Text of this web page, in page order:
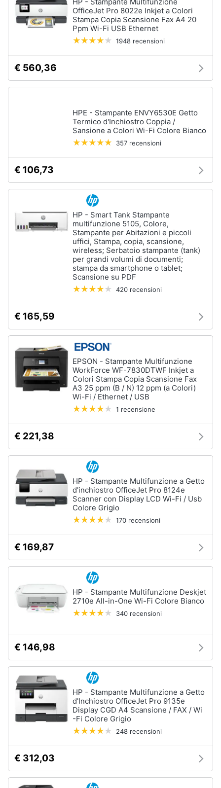
OfficeJet Pro 8022e Inkjet a Colori
Stampa Copia Scansione Fax A4 20
Ppm Wi-Fi USB Ethernet
1948 recensioni
€ 560,36
HPE - Stampante ENVY6530E Getto
Termico d'Inchiostro Coppia /
Sansione a Colori Wi-Fi Colore Bianco
357 recensioni
€ 106,73
HP - Smart Tank Stampante
multifunzione 5105, Colore,
Stampante per Abitazioni e piccoli
uffici, Stampa, copia, scansione,
wireless; Serbatoio stampante (tank)
per grandi volumi di documenti;
stampa da smartphone o tablet;
Scansione su PDF
420 recensioni
€ 165,59
EPSON - Stampante Multifunzione
WorkForce WF-7830DTWF Inkjet a
Colori Stampa Copia Scansione Fax
A3 25 ppm (B / N) 12 ppm (a Colori)
Wi-Fi / Ethernet / USB
1 recensione
€ 221,38
HP - Stampante Multifunzione a Getto
d'inchiostro OfficeJet Pro 8124e
Scanner con Display LCD Wi-Fi / Usb
Colore Grigio
170 recensioni
€ 169,87
HP - Stampante Multifunzione Deskjet
2710e All-in-One Wi-Fi Colore Bianco
340 recensioni
€ 146,98
HP - Stampante Multifunzione a Getto
d'Inchiostro OfficeJet Pro 9135e
Display CGD A4 Scansione / FAX / Wi
-Fi Colore Grigio
248 recensioni
€ 312,03